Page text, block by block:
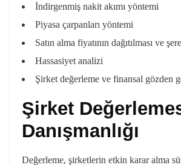
​​​​​​​İndirgenmiş nakit akımı yöntemi
​​​​​​​Piyasa çarpanları yöntemi
​​​​​​​Satın alma fiyatının dağıtılması ve
​​​​​​​Hassasiyet analizi
​​​​​​​​​​​​​​Şirket değerleme ve finansal gözden
Şirket
Danışmanlığı
Değerleme, şirketlerin etkin karar alma